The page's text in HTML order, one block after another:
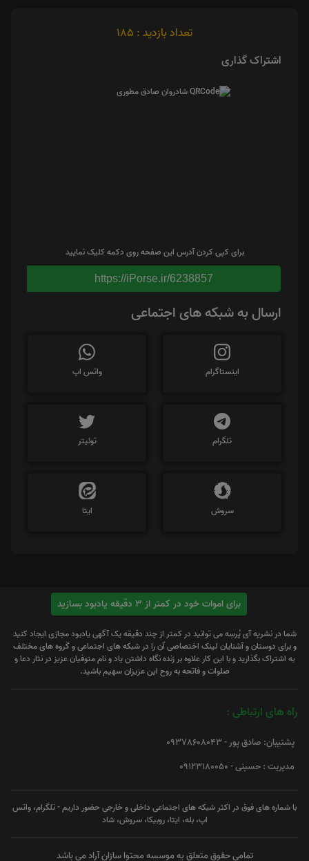
تعداد بازدید : 185
اشتراک گذاری
برای کپی کردن آدرس این صفحه روی دکمه کلیک نمایید
https://iPorse.ir/6238857
ارسال به شبکه های اجتماعی
اینستاگرام واتس اپ
تلگرام توئیتر
سروش ایتا
برای اموات خود در کمتر از 3 دقیقه یادبود بسازید
شما در نشریه آی پُرسِه می توانید در کمتر از چند دقیقه یک آگهی یادبود مجازی ایجاد کنید
و برای دوستان و آشنایان لینک اختصاصی آن را در شبکه های اجتماعی و گروه های مختلف
به اشتراک بگذارید و با این کار علاوه بر زنده نگاه داشتن یاد و نام متوفیان عزیز در نثار دعا و
صلوات و فاتحه به روح این عزیزان سهیم باشید.
راه های ارتباطی :
پشتیبان: صادق پور - 09378608043
مدیریت : حسینی - 09123180050
با شماره های فوق در اکثر شبکه های اجتماعی داخلی و خارجی حضور داریم - تلگرام، واتس
اپ، بله، ایتا، روبیکا، سروش، شاد
تمامی حقوق متعلق به موسسه محتوا سازان آراد می باشد